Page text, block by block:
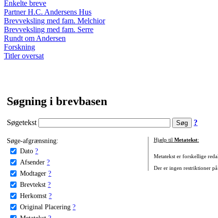
Enkelte breve
Partner H.C. Andersens Hus
Brevveksling med fam. Melchior
Brevveksling med fam. Serre
Rundt om Andersen
Forskning
Titler oversat
Søgning i brevbasen
Søgetekst ?
Søge-afgrænsning:
Dato ?
Afsender ?
Modtager ?
Brevtekst ?
Herkomst ?
Original Placering ?
Hjælp til Metatekst:
Metatekst er forskellige
Der er ingen restriktioner